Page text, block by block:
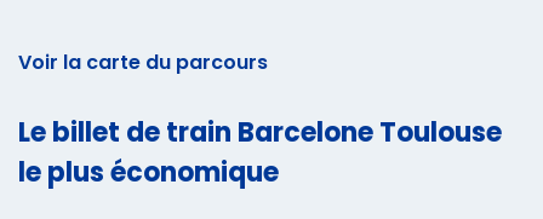
Voir la carte du parcours
Le billet de train Barcelone Toulouse
le plus économique